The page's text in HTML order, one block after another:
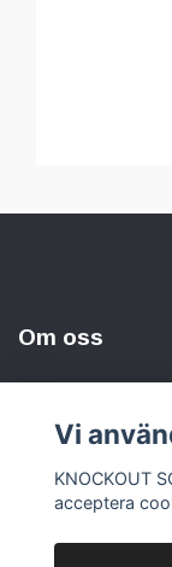
Om oss
Sociala
Vi
KNOCKOUT
acceptera